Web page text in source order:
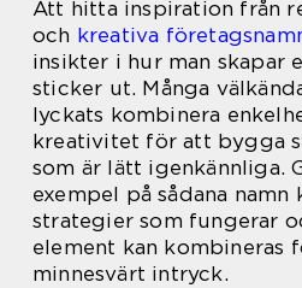
Att hitta inspiration från
och kreativa
insikter i hur man skapar
sticker ut. Många
lyckats kombinera
kreativitet för att bygga
som är lätt igenkännliga.
exempel på sådana
strategier som fungerar
element kan kombineras
minnesvärt intryck.